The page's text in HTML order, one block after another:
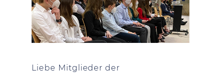
Liebe Mitglieder der